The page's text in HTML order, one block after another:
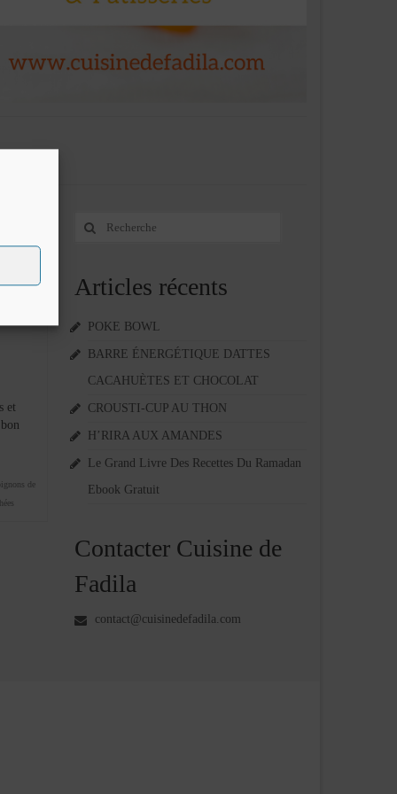
MAI 2014
et
de
Rechercher
Articles récents
POKE BOWL
BARRE ÉNERGÉTIQUE DATTES
CACAHUÈTES ET CHOCOLAT
CROUSTI-CUP AU THON
H’RIRA AUX AMANDES
Le Grand Livre Des Recettes Du Ramadan
Ebook Gratuit
Contacter Cuisine de
Fadila
contact@cuisinedefadila.com